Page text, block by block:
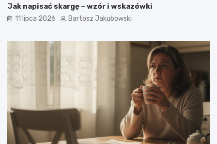
Jak napisać skargę – wzór i wskazówki
11 lipca 2026 Bartosz Jakubowski